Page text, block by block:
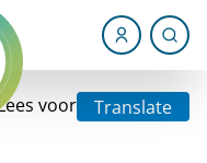
voor Translate